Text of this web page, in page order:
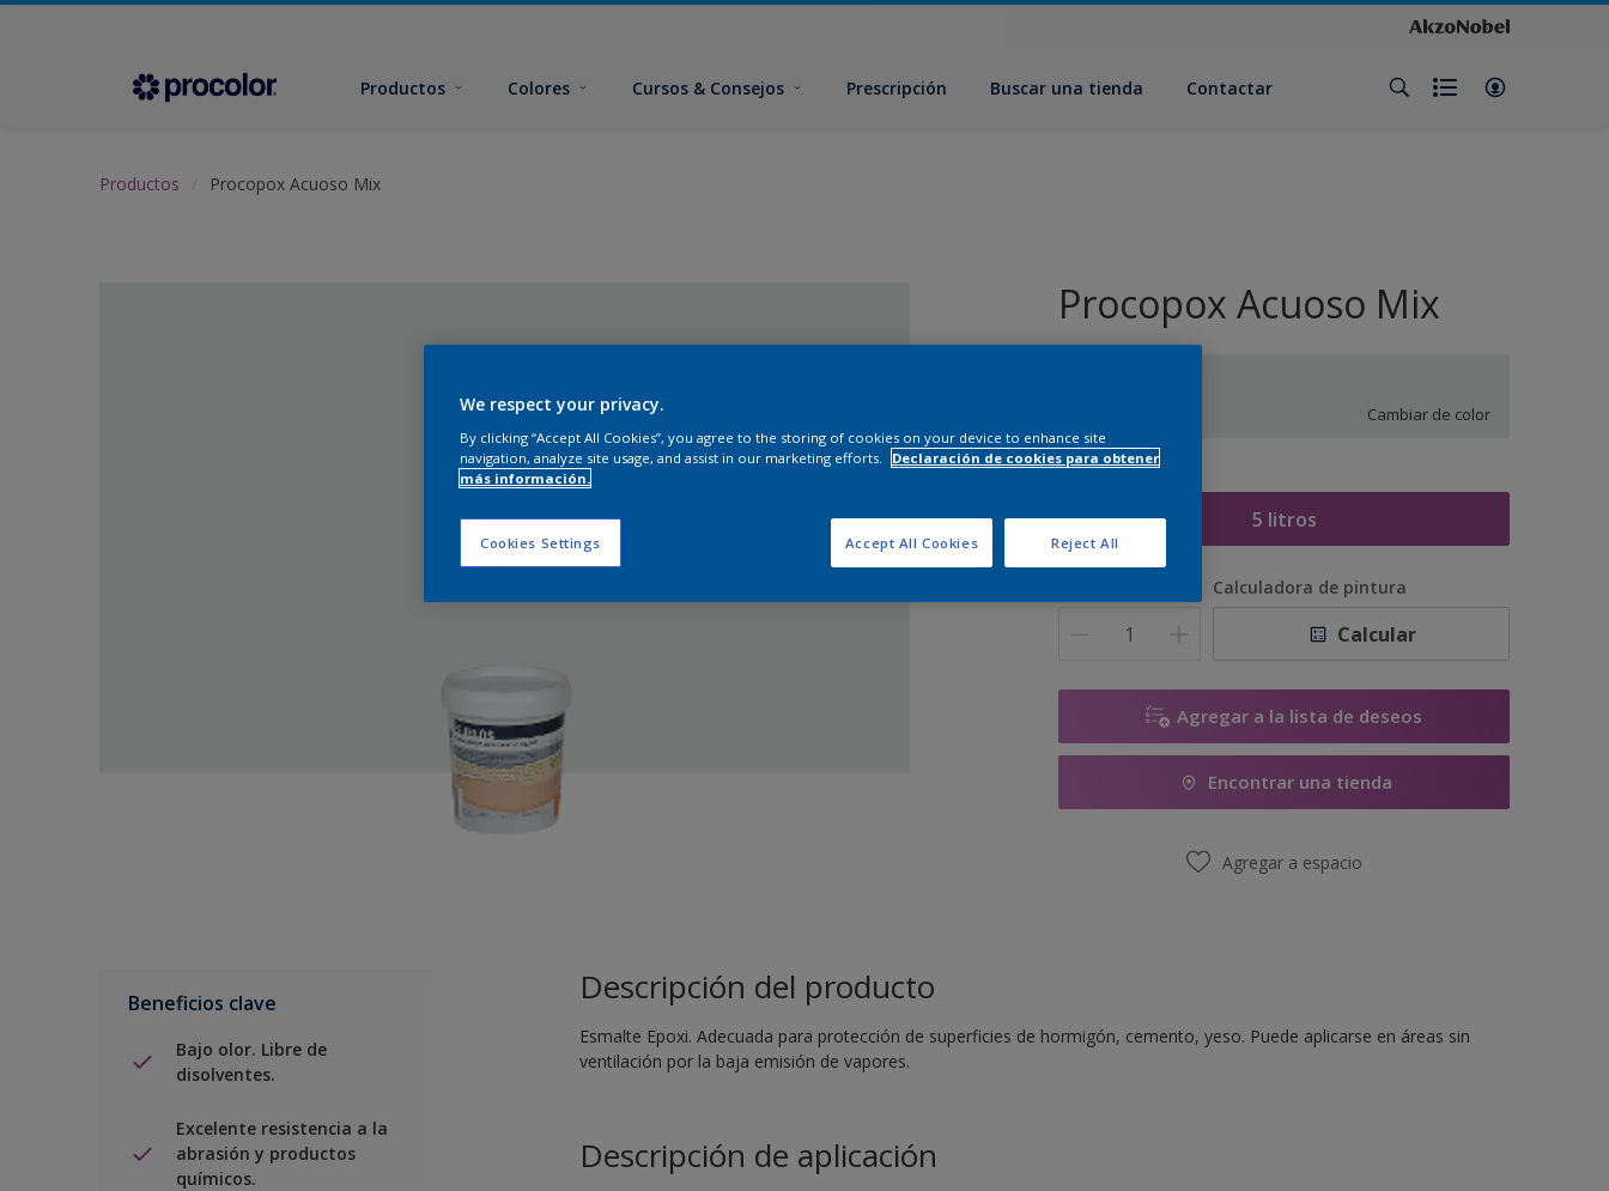
Productos Colores Cursos & Consejos Prescripción Buscar una tienda Contactar
Productos Procopox Acuoso Mix
Procopox Acuoso Mix
Cambiar de color
5 litros
Calculadora de pintura
Calcular
Agregar a la lista de deseos
Encontrar una tienda
Agregar a espacio
Beneficios clave
Bajo olor. Libre de
disolventes.
Excelente resistencia a la
abrasión y productos
químicos.
Descripción del producto
Esmalte Epoxi. Adecuada para protección de superficies de hormigón, cemento, yeso. Puede aplicarse en áreas sin
ventilación por la baja emisión de vapores.
Descripción de aplicación
We respect your privacy.
By clicking “Accept All Cookies”, you agree to the storing of cookies on your device to enhance site
navigation, analyze site usage, and assist in our marketing efforts.
Declaración de cookies para obtener
más información.
Cookies Settings Reject All
Accept All Cookies